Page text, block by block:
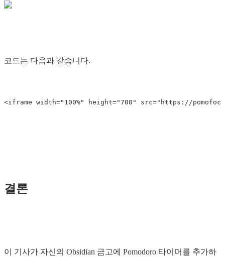
코드는 다음과 같습니다.
결론
이 기사가 자신의 Obsidian 금고에 Pomodoro 타이머를 추가하